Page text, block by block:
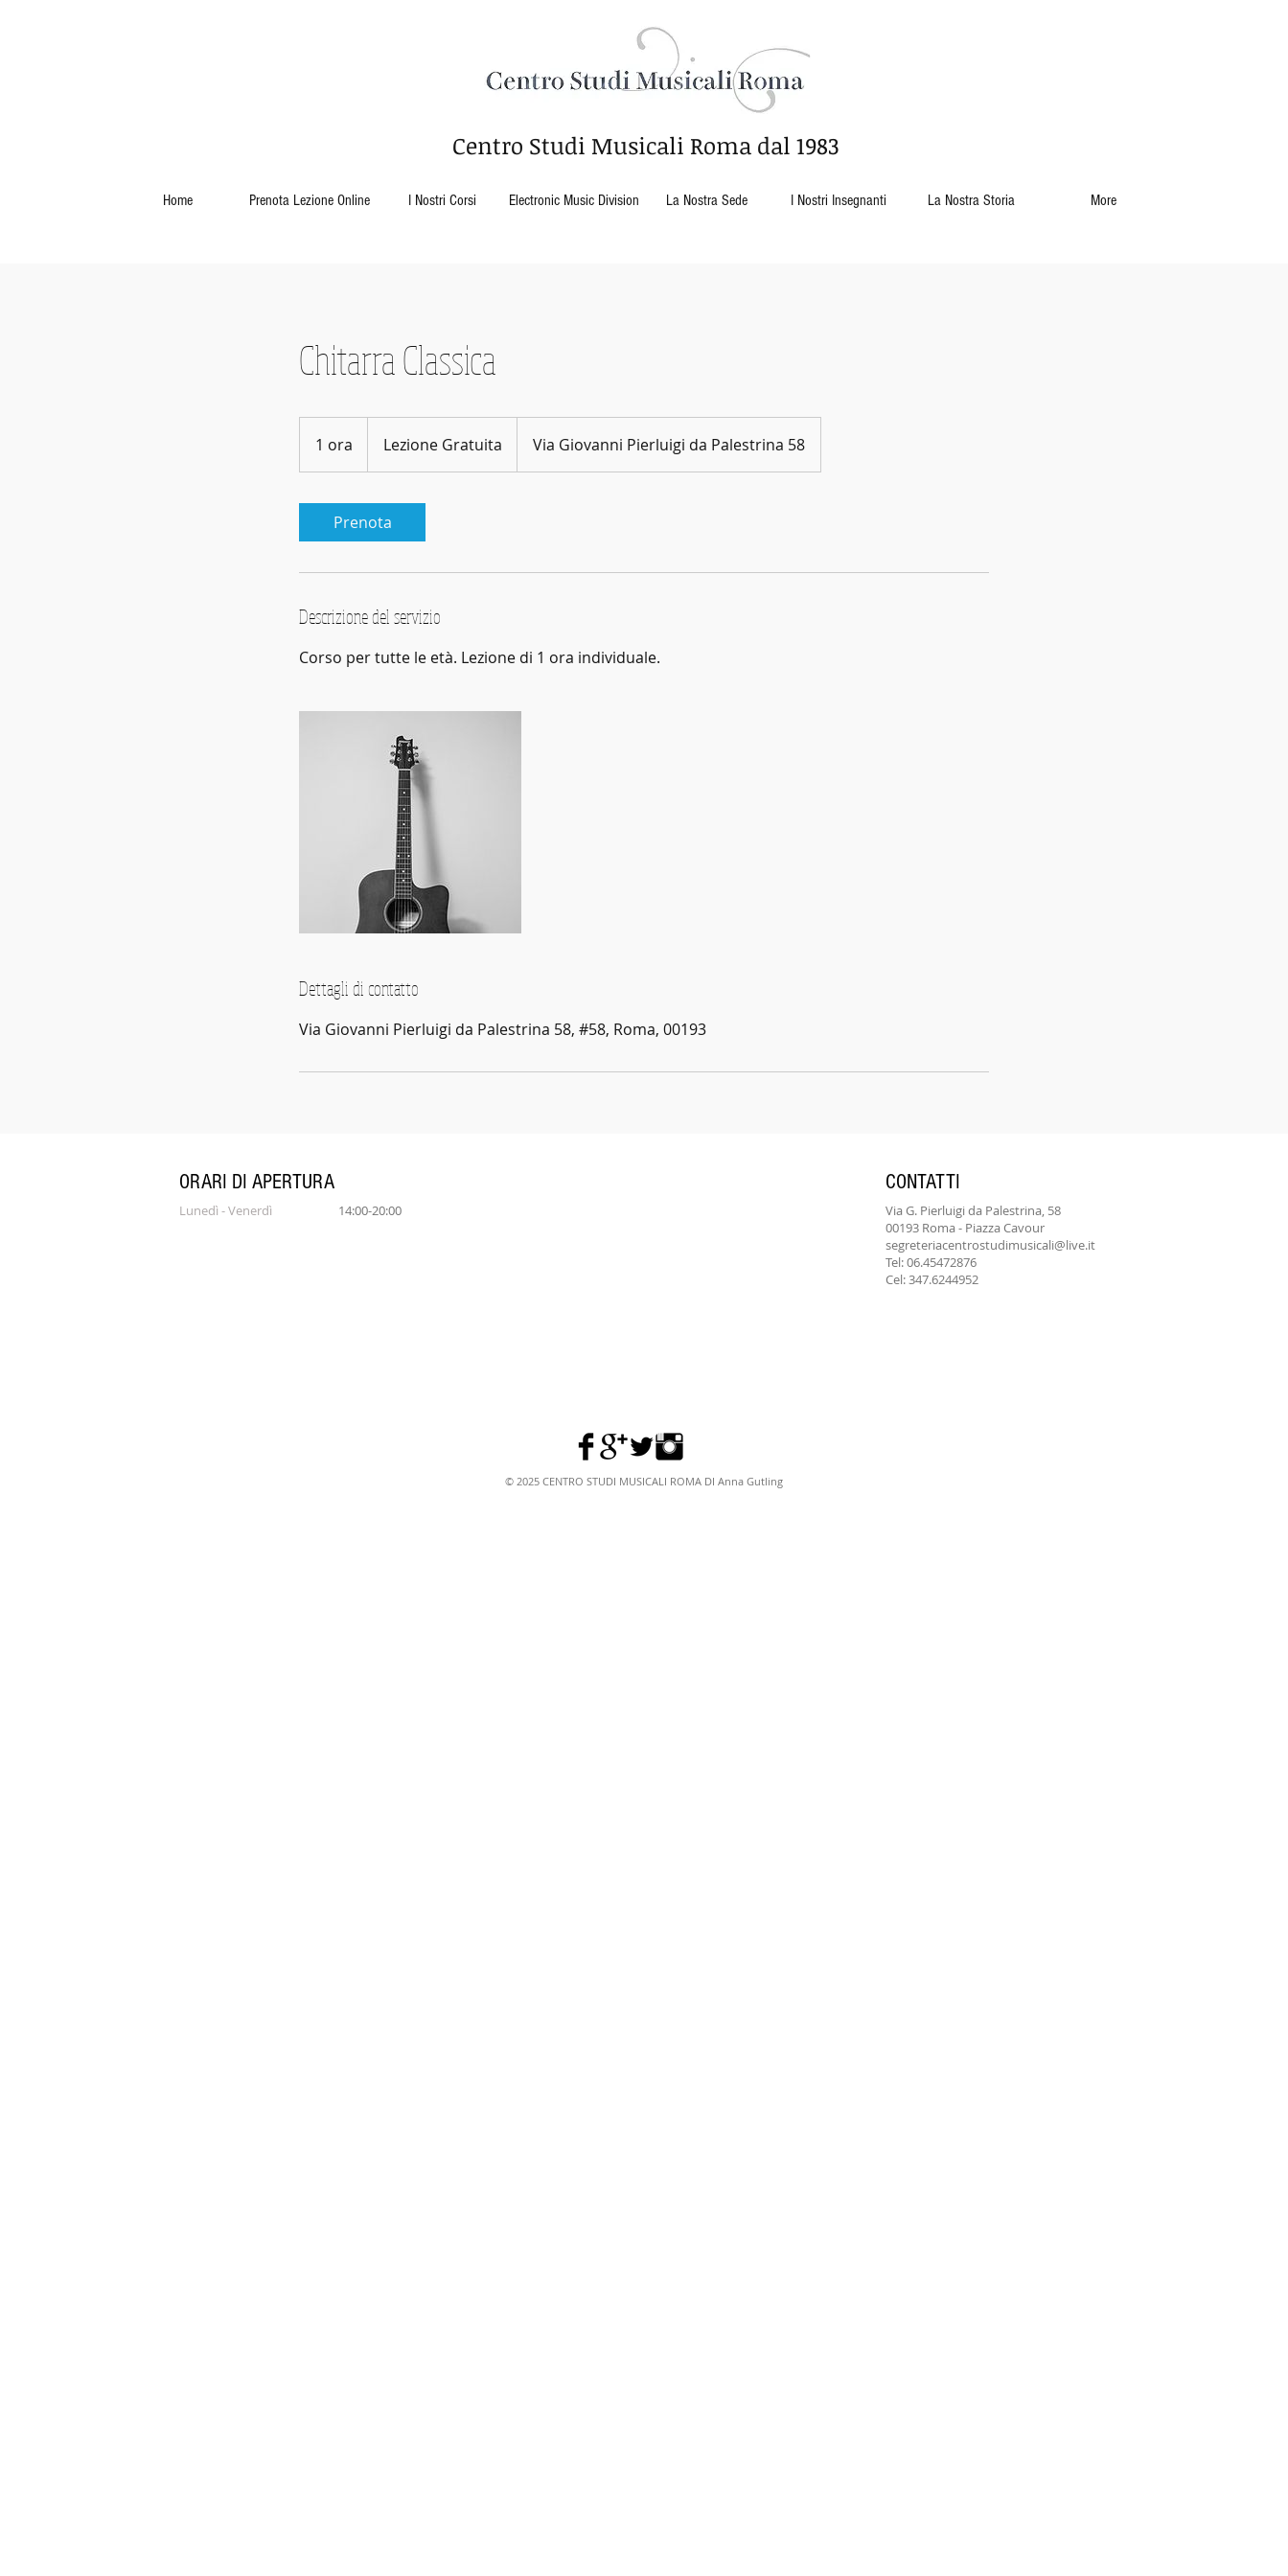
Centro Studi Musicali Roma dal 1983
Home Prenota Lezione Online I Nostri Corsi Electronic Music Division La Nostra Sede I Nostri Insegnanti La Nostra Storia More
Chitarra Classica
1 ora
o
Lezione Gratuita Via Giovanni Pierluigi da Palestrina 58
Prenota
Descrizione del servizio
Corso per tutte le età. Lezione di 1 ora individuale.
Dettagli di contatto
Via Giovanni Pierluigi da Palestrina 58, #58, Roma, 00193
ORARI DI APERTURA
Lunedì - Venerdì 14:00-20:00
CONTATTI
Via G. Pierluigi da Palestrina, 58
00193 Roma - Piazza Cavour
segreteriacentrostudimusicali@live.it
Tel: 06.45472876
Cel: 347.6244952
© 2025 CENTRO STUDI MUSICALI ROMA DI Anna Gutling